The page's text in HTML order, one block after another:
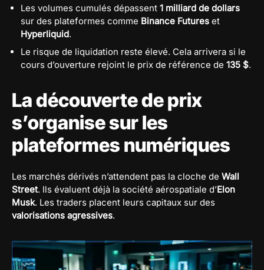
Les volumes cumulés dépassent 1 milliard de dollars
sur des plateformes comme Binance Futures et
Hyperliquid.
Le risque de liquidation reste élevé. Cela arrivera si le
cours d’ouverture rejoint le prix de référence de 135 $.
La découverte de prix
s’organise sur les
plateformes numériques
Les marchés dérivés n’attendent pas la cloche de Wall
Street. Ils évaluent déjà la société aérospatiale d’Elon
Musk. Les traders placent leurs capitaux sur des
valorisations agressives.